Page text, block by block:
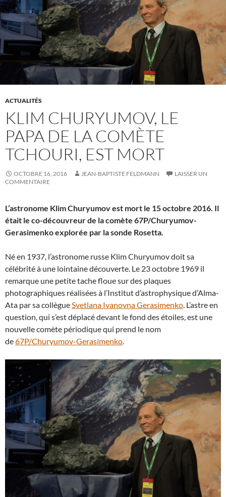
ACTUALITÉS
KLIM CHURYUMOV, LE
PAPA DE LA COMÈTE
TCHOURI, EST MORT
OCTOBRE 16, 2016 JEAN-BAPTISTE FELDMANN
LAISSER UN
COMMENTAIRE
L’astronome Klim Churyumov est mort le 15 octobre 2016. Il
était le co-découvreur de la comète 67P/Churyumov-
Gerasimenko explorée par la sonde Rosetta.
Né en 1937, l’astronome russe Klim Churyumov doit sa
célébrité à une lointaine découverte. Le 23 octobre 1969 il
remarque une petite tache floue sur des plaques
photographiques réalisées à l’Institut d’astrophysique d’Alma-
Ata par sa collègueSvetlana Ivanovna Gerasimenko. L’astre en
question, qui s’est déplacé devant le fond des étoiles, est une
nouvelle comète périodique qui prend le nom
de67P/Churyumov-Gerasimenko.